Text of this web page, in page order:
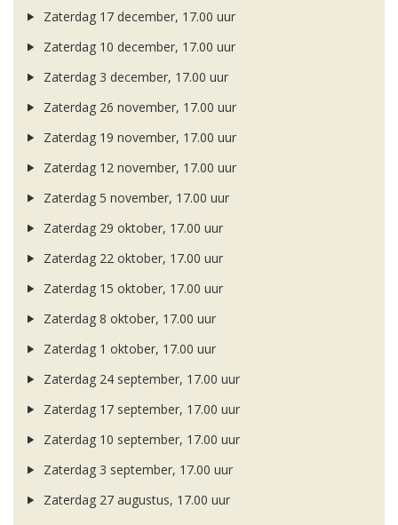
Zaterdag 17 december, 17.00 uur
Zaterdag 10 december, 17.00 uur
Zaterdag 3 december, 17.00 uur
Zaterdag 26 november, 17.00 uur
Zaterdag 19 november, 17.00 uur
Zaterdag 12 november, 17.00 uur
Zaterdag 5 november, 17.00 uur
Zaterdag 29 oktober, 17.00 uur
Zaterdag 22 oktober, 17.00 uur
Zaterdag 15 oktober, 17.00 uur
Zaterdag 8 oktober, 17.00 uur
Zaterdag 1 oktober, 17.00 uur
Zaterdag 24 september, 17.00 uur
Zaterdag 17 september, 17.00 uur
Zaterdag 10 september, 17.00 uur
Zaterdag 3 september, 17.00 uur
Zaterdag 27 augustus, 17.00 uur